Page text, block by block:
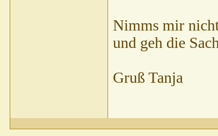
Nimms mir
und geh die
Gruß Tanja